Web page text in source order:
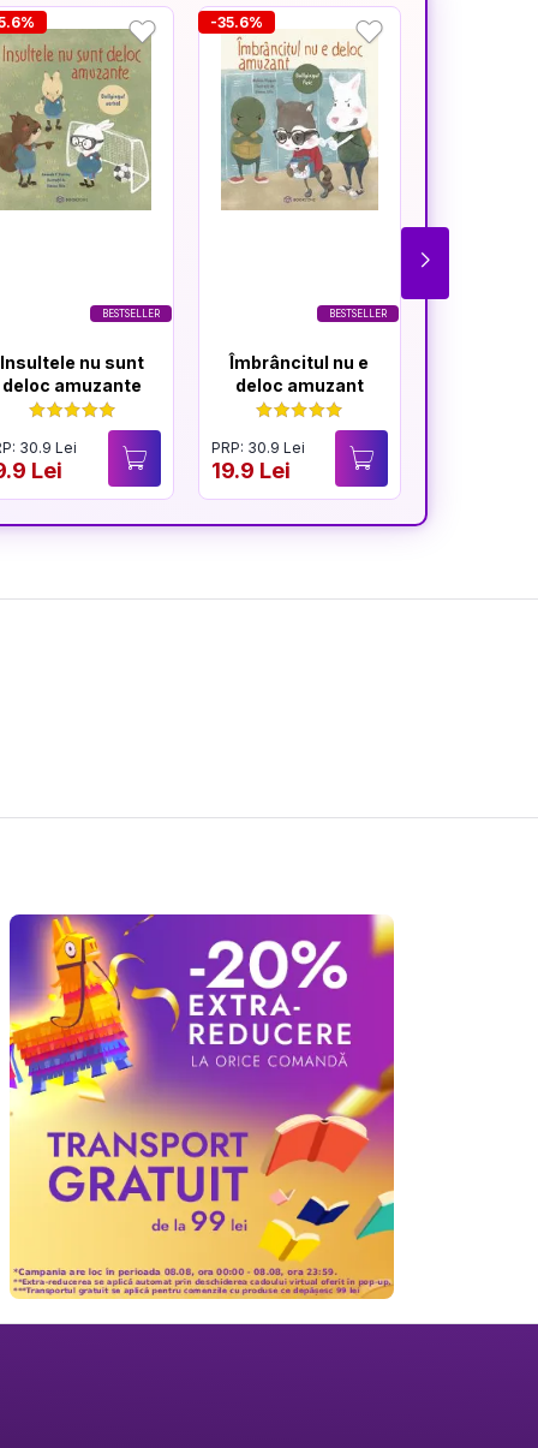
BESTSELLER
Insultele nu sunt
deloc amuzante
30.9 Lei
Lei
BESTSELLER
-35.6%
Îmbrâncitul nu e
deloc amuzant
PRP: 30.9 Lei
19.9 Lei